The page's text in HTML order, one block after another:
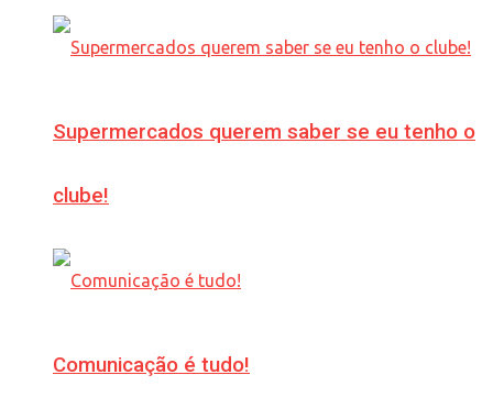
Supermercados querem saber se eu tenho o
clube!
Comunicação é tudo!